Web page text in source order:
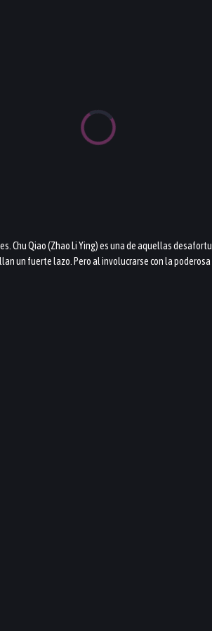
Chu Qiao (Zhao Li Ying) es una de aquellas
un fuerte lazo. Pero al involucrarse con la